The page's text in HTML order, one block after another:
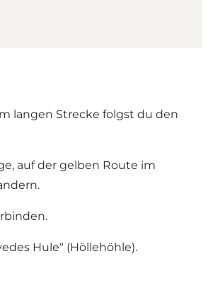
langen Strecke folgst du den
auf der gelben Route im
Hule“ (Höllehöhle).